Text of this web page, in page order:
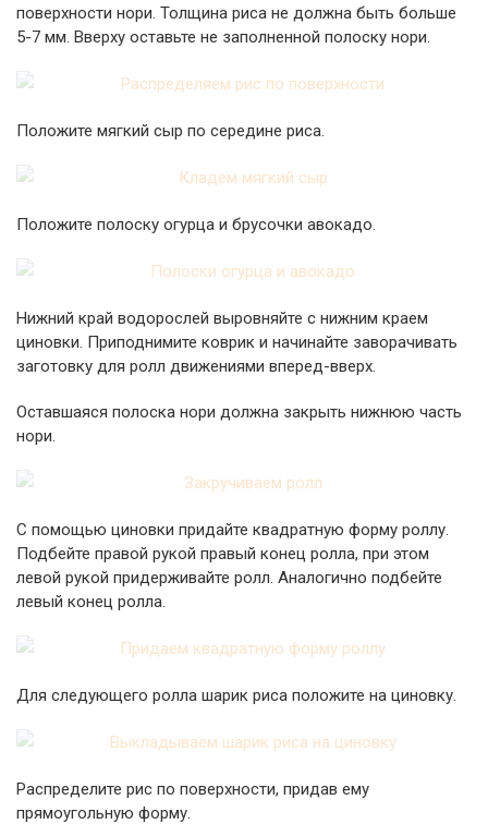
поверхности нори. Толщина риса не должна быть больше
5-7 мм. Вверху оставьте не заполненной полоску нори.
Положите мягкий сыр по середине риса.
Положите полоску огурца и брусочки авокадо.
Нижний край водорослей выровняйте с нижним краем
циновки. Приподнимите коврик и начинайте заворачивать
заготовку для ролл движениями вперед-вверх.
Оставшаяся полоска нори должна закрыть нижнюю часть
нори.
С помощью циновки придайте квадратную форму роллу.
Подбейте правой рукой правый конец ролла, при этом
левой рукой придерживайте ролл. Аналогично подбейте
левый конец ролла.
Для следующего ролла шарик риса положите на циновку.
Распределите рис по поверхности, придав ему
прямоугольную форму.